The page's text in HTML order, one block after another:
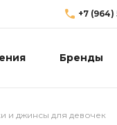
+7 (964)
Бренды
и джинсы для девочек